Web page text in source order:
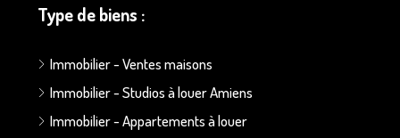
Type de biens :
Immobilier - Ventes maisons
Immobilier - Studios à louer Amiens
Immobilier - Appartements à louer